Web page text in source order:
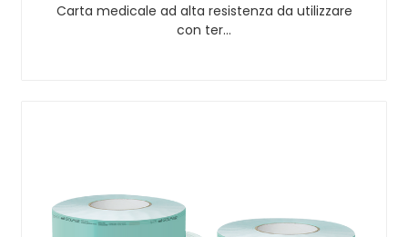
Carta medicale ad alta resistenza da utilizzare
con ter…